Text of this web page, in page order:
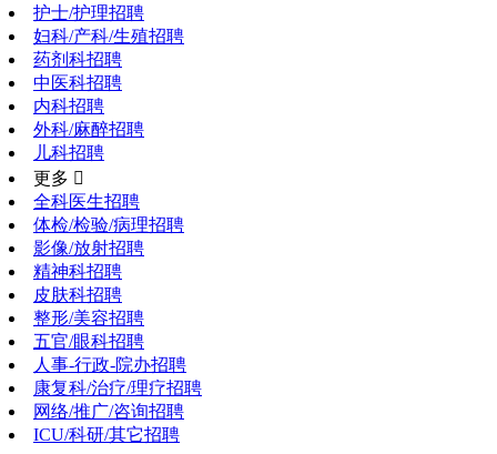
护士/护理招聘
妇科/产科/生殖招聘
药剂科招聘
中医科招聘
内科招聘
外科/麻醉招聘
儿科招聘
更多 
全科医生招聘
体检/检验/病理招聘
影像/放射招聘
精神科招聘
皮肤科招聘
整形/美容招聘
五官/眼科招聘
人事-行政-院办招聘
康复科/治疗/理疗招聘
网络/推广/咨询招聘
ICU/科研/其它招聘